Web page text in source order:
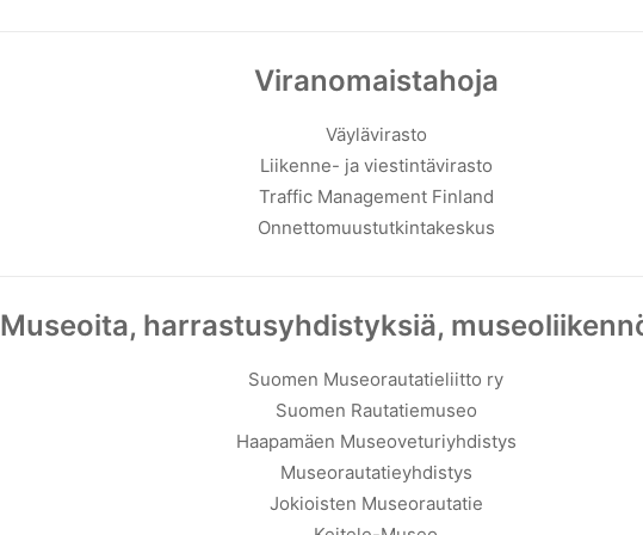
Viranomaistahoja
Väylävirasto
Liikenne- ja viestintävirasto
Traffic Management Finland
Onnettomuustutkintakeskus
Museoita, harrastusyhdistyksiä,
Suomen Museorautatieliitto ry
Suomen Rautatiemuseo
Haapamäen Museoveturiyhdistys
Museorautatieyhdistys
Jokioisten Museorautatie